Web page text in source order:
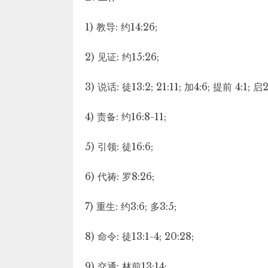
1) 教导: 约14:26;
2) 见证: 约15:26;
3) 说话: 徒13:2; 21:11; 加4:6; 提前 4:1; 启
4) 责备: 约16:8-11;
5) 引领: 徒16:6;
6) 代祷: 罗8:26;
7) 重生: 约3:6; 多3:5;
8) 命令: 徒13:1-4; 20:28;